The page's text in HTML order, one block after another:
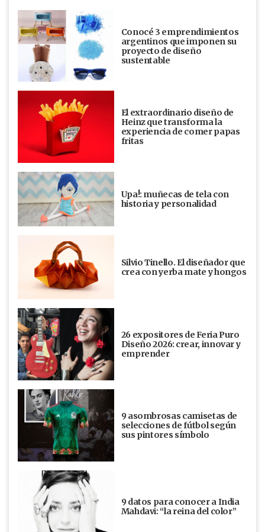
Conocé 3 emprendimientos
argentinos que imponen su
proyecto de diseño
sustentable
El extraordinario diseño de
Heinz que transforma la
experiencia de comer papas
fritas
Upa!: muñecas de tela con
historia y personalidad
Silvio Tinello. El diseñador que
crea con yerba mate y hongos
26 expositores de Feria Puro
Diseño 2026: crear, innovar y
emprender
9 asombrosas camisetas de
selecciones de fútbol según
sus pintores símbolo
9 datos para conocer a India
Mahdavi: “la reina del color”